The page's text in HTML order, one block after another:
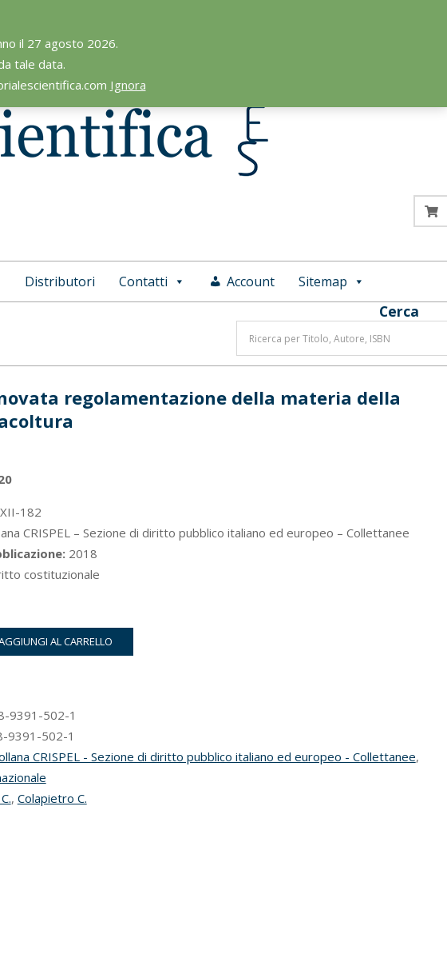
il 27 agosto 2026.
tale data.
Ignora
Distributori Contatti Account Sitemap
Cerca
regolamentazione della materia della
Il
attuale
è:
€15.20.
182
CRISPEL – Sezione di diritto pubblico italiano ed europeo – Collettanee
2018
costituzionale
AL CARRELLO
9391-502-1
9391-502-1
CRISPEL - Sezione di diritto pubblico italiano ed europeo - Collettanee,
, Colapietro C.